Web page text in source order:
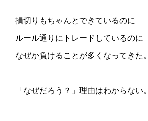
損切りもちゃんとできているのに
ルール通りにトレードしているのに
なぜか負けることが多くなってきた。
「なぜだろう？」理由はわからない。